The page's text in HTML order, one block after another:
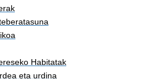
Habitatak
eta urdina